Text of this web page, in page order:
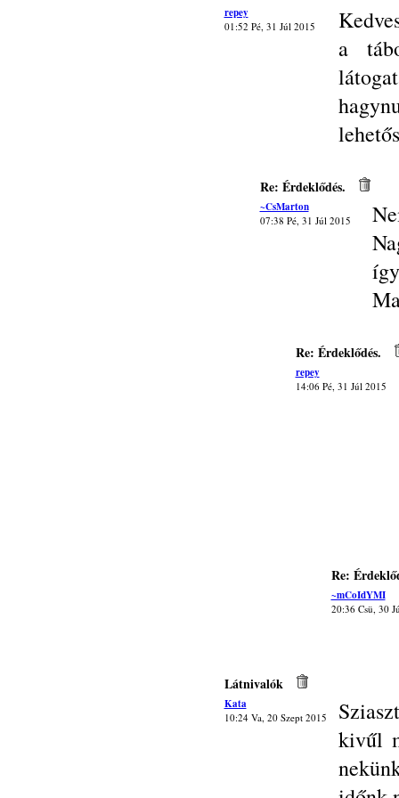
repey
01:52 Pé, 31 Júl 2015
a
Re: Érdeklődés.
~CsMarton
07:38 Pé, 31 Júl 2015
Re: Érdeklődés.
repey
14:06 Pé, 31 Júl 2015
Re:
~mCoIdYMI
20:36 Csü, 30
Látnivalók
Kata
10:24 Va, 20 Szept 2015
kivűl